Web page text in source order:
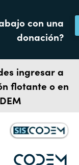
con una
donación?
ingresar a
flotante o en